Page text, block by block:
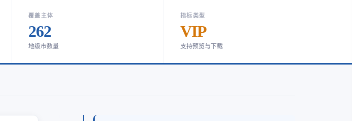
覆盖主体
262
地级市数量
指标类型
VIP
支持预览与下载